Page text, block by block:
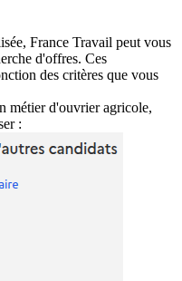
France Travail peut vous
d'offres. Ces
des critères que vous
métier d'ouvrier agricole,
: